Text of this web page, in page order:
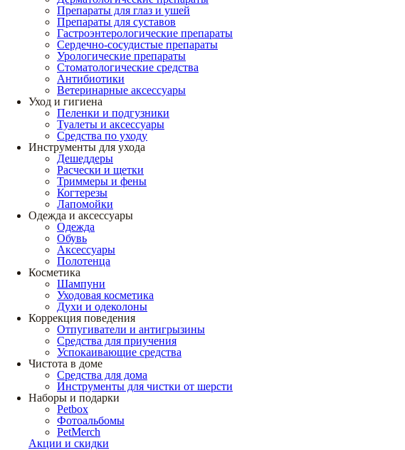
Препараты для глаз и ушей
Препараты для суставов
Гастроэнтерологические препараты
Сердечно-сосудистые препараты
Урологические препараты
Стоматологические средства
Антибиотики
Ветеринарные аксессуары
Уход и гигиена
Пеленки и подгузники
Туалеты и аксессуары
Средства по уходу
Инструменты для ухода
Дешеддеры
Расчески и щетки
Триммеры и фены
Когтерезы
Лапомойки
Одежда и аксессуары
Одежда
Обувь
Аксессуары
Полотенца
Косметика
Шампуни
Уходовая косметика
Духи и одеколоны
Коррекция поведения
Отпугиватели и антигрызины
Средства для приучения
Успокаивающие средства
Чистота в доме
Средства для дома
Инструменты для чистки от шерсти
Наборы и подарки
Petbox
Фотоальбомы
PetMerch
Акции и скидки